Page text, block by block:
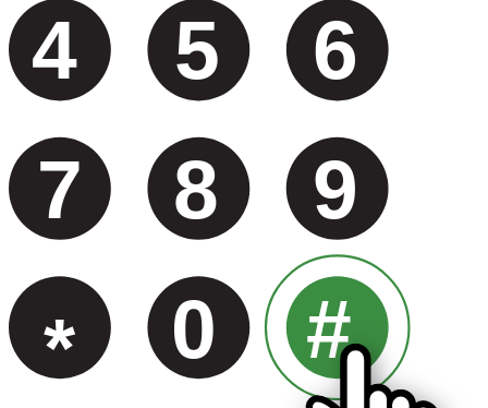
4 5
6
7
8 9
* 0 #